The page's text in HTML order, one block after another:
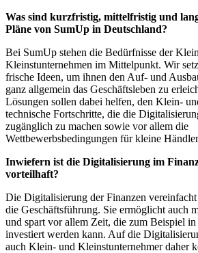
Was sind kurzfristig, mittelfristig und
Pläne von SumUp in Deutschland?
Bei SumUp stehen die Bedürfnisse der
Kleinstunternehmen im Mittelpunkt. Wir
frische Ideen, um ihnen den Auf- und
ganz allgemein das Geschäftsleben zu
Lösungen sollen dabei helfen, den Klein-
technische Fortschritte, die die
zugänglich zu machen sowie vor allem die
Wettbewerbsbedingungen für kleine
Inwiefern ist die Digitalisierung im
vorteilhaft?
Die Digitalisierung der Finanzen
die Geschäftsführung. Sie ermöglicht auch
und spart vor allem Zeit, die zum Beispiel
investiert werden kann. Auf die
auch Klein- und Kleinstunternehmer daher